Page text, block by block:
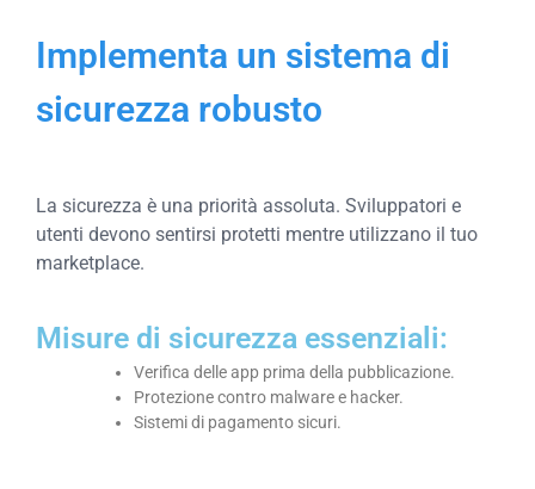
Implementa un sistema di
sicurezza robusto
La sicurezza è una priorità assoluta. Sviluppatori e
utenti devono sentirsi protetti mentre utilizzano il tuo
marketplace.
Misure di sicurezza essenziali:
Verifica delle app prima della pubblicazione.
Protezione contro malware e hacker.
Sistemi di pagamento sicuri.